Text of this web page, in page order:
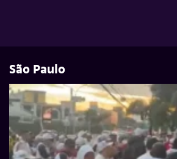
São Paulo